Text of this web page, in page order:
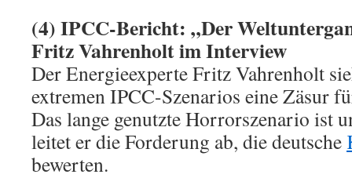
(4) IPCC-Bericht: „Der
Fritz Vahrenholt im Interview
Der Energieexperte Fritz Vahrenholt
extremen IPCC-Szenarios eine Zäsur
Das lange genutzte Horrorszenario ist
leitet er die Forderung ab, die deutsche
bewerten.